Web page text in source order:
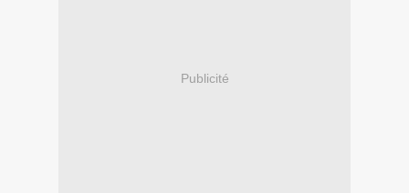
Publicité